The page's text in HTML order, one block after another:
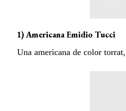
1) Americana Emidio Tucci
Una americana de color